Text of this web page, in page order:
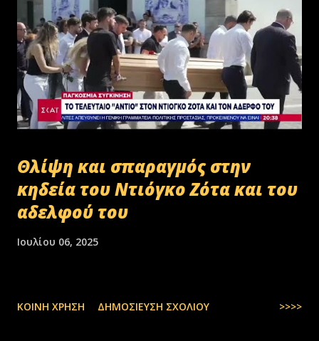
Θλίψη και σπαραγμός στην
κηδεία του Ντιόγκο Ζότα και του
αδελφού του
Ιουλίου 06, 2025
ΚΟΙΝΉ ΧΡΉΣΗ ΔΗΜΟΣΊΕΥΣΗ ΣΧΟΛΊΟΥ >>>>